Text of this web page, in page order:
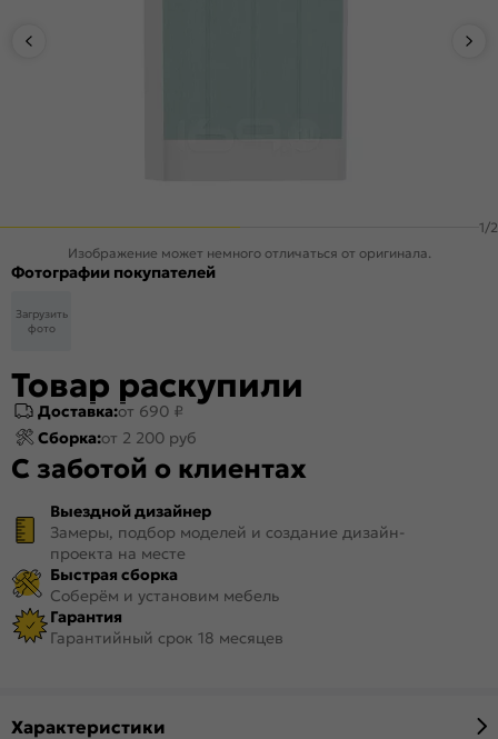
1/2
Изображение может немного отличаться от оригинала.
Фотографии покупателей
Загрузить
фото
Товар раскупили
Доставка:от 690 ₽
Сборка:от 2 200 руб
С заботой о клиентах
Выездной дизайнер
Замеры, подбор моделей и создание дизайн-
проекта на месте
Быстрая сборка
Соберём и установим мебель
Гарантия
Гарантийный срок 18 месяцев
Характеристики